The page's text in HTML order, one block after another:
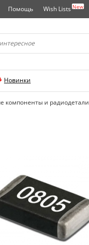
Помощь Wish Lists New
Новинки
компоненты и радиодетали